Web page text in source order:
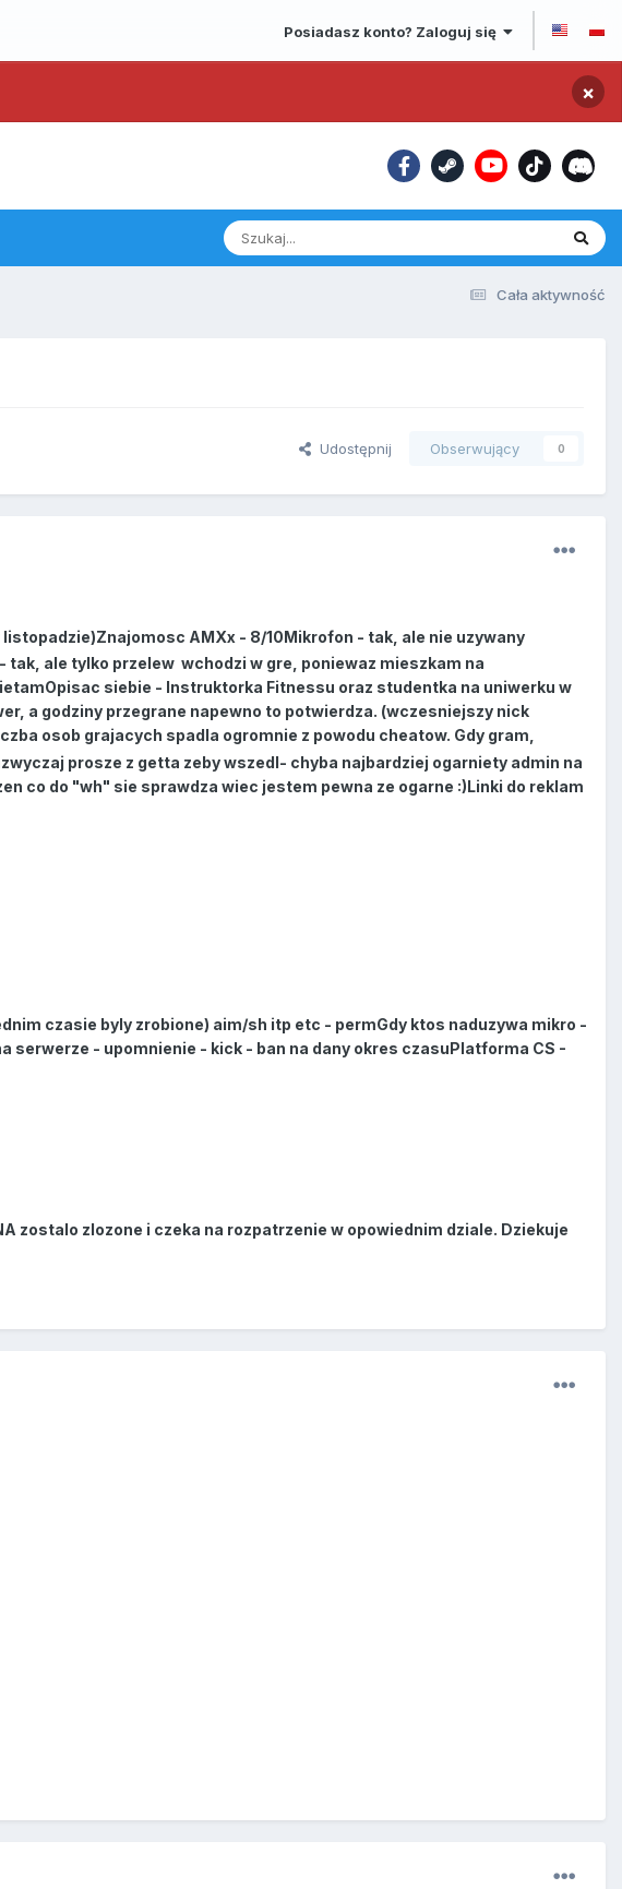
Posiadasz konto? Zaloguj się
×
Cała aktywność
Udostępnij Obserwujący 0
listopadzie)Znajomosc AMXx - 8/10Mikrofon - tak, ale nie uzywany
ale tylko przelew wchodzi w gre, poniewaz mieszkam na
siebie - Instruktorka Fitnessu oraz studentka na uniwerku w
a godziny przegrane napewno to potwierdza. (wczesniejszy nick
osob grajacych spadla ogromnie z powodu cheatow. Gdy gram,
prosze z getta zeby wszedl- chyba najbardziej ogarniety admin na
co do "wh" sie sprawdza wiec jestem pewna ze ogarne :)Linki do reklam
czasie byly zrobione) aim/sh itp etc - permGdy ktos naduzywa mikro -
serwerze - upomnienie - kick - ban na dany okres czasuPlatforma CS -
zostalo zlozone i czeka na rozpatrzenie w opowiednim dziale. Dziekuje